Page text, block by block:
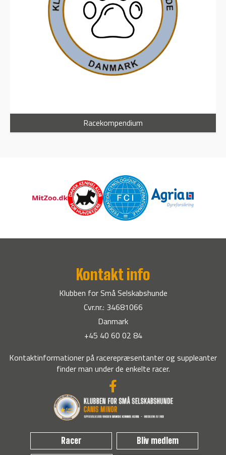
Racekompendium
Kontakt info
Klubben for Små Selskabshunde
Cvr.nr.: 34681066
Danmark
+45 40 60 02 84
Kontaktinformationer på racerepræsentanter og suppleanter
finder man under de enkelte racer.
Racer Bliv medlem